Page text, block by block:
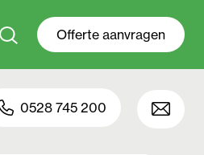
Offerte aanvragen
0528 745 200